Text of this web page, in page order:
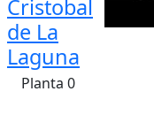
Cristobal
de La
Laguna
Planta 0